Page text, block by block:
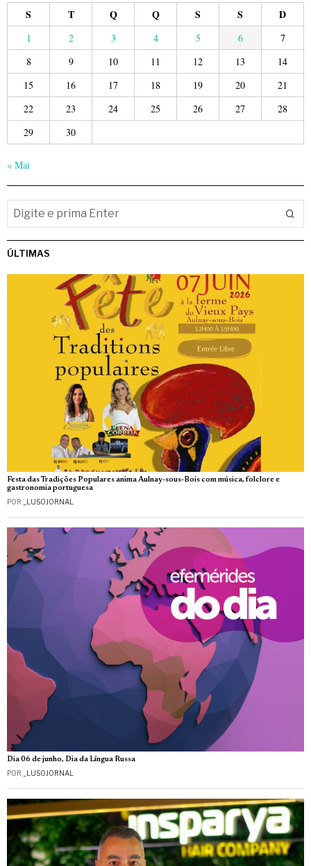
S T Q Q S S D
1 2 3 4 5 6
7
8
9 10 11 12 13
14
15
16 17 18 19 20
21
22
23 24 25 26 27
28
29
30
« Mai
ÚLTIMAS
Festa das Tradições Populares anima Aulnay-sous-Bois com música, folclore e
gastronomia portuguesa
POR _LUSOJORNAL
Dia 06 de junho, Dia da Língua Russa
POR _LUSOJORNAL